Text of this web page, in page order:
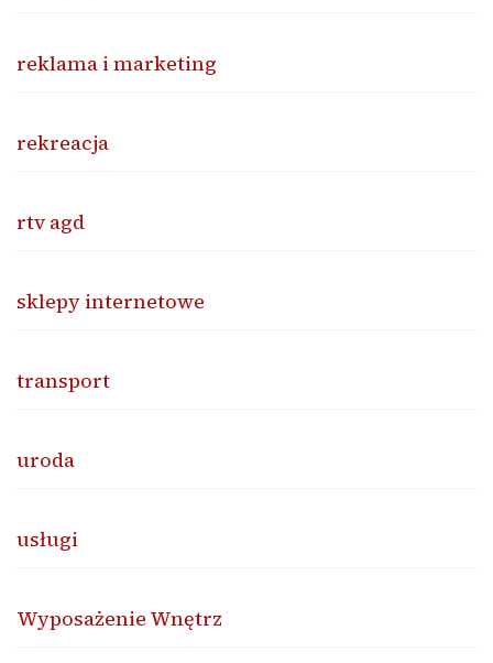
reklama i marketing
rekreacja
rtv agd
sklepy internetowe
transport
uroda
usługi
Wyposażenie Wnętrz